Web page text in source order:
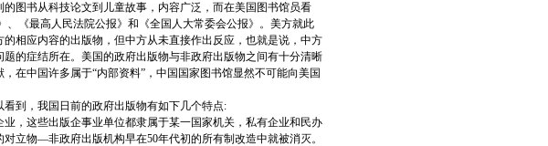
图书从科技论文到儿童故事，内容广泛，而在美国图书馆员看
《最高人民法院公报》和《全国人大常委会公报》。美方就此
相应内容的出版物，但中方从未直接作出反应，也就是说，中方
的症结所在。美国的政府出版物与非政府出版物之间有十分清晰
在中国许多属于“内部资料”，中国国家图书馆显然不可能向美国
到，我国日前的政府出版物有如下几个特点:
，这些出版企事业单位都隶属于某一国家机关，私有企业和民办
立物—非政府出版机构早在50年代初的所有制改造中就被消灭。